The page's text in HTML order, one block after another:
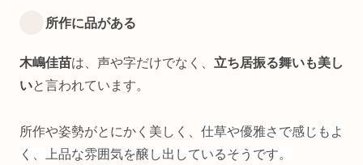
所作に品がある
木嶋佳苗は、声や字だけでなく、 立ち居振る舞いも美し
いと言われています。
所作や姿勢がとにかく美しく、 仕草や優雅さで感じもよ
く、上品な雰囲気を醸し出しているそうです。